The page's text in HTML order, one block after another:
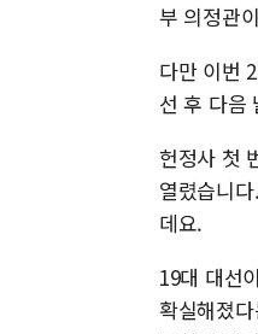
부 의정관
다만 이번
선 후 다음
헌정사 첫
열렸습니
데요.
19대 대선
확실해졌